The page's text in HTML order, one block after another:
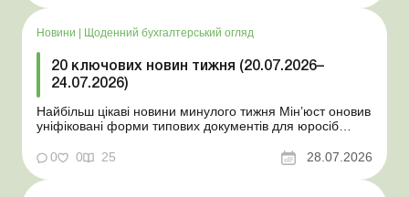
Новини Щоденний бухгалтерський огляд
20 ключових новин тижня (20.07.2026–
24.07.2026)
Найбільш цікаві новини минулого тижня Мін’юст оновив
уніфіковані форми типових документів для юросіб
координаційного центру з організації бронювання У
працівника виявлено статус «у розшуку»: що потрібно
0 0 25 28.07.2026